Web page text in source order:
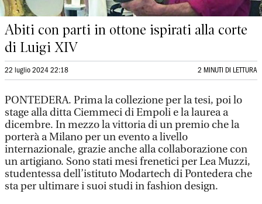
Abiti con parti in ottone ispirati alla corte
di Luigi XIV
22 luglio 2024 22:18 2 MINUTI DI LETTURA
PONTEDERA. Prima la collezione per la tesi, poi lo
stage alla ditta Ciemmeci di Empoli e la laurea a
dicembre. In mezzo la vittoria di un premio che la
porterà a Milano per un evento a livello
internazionale, grazie anche alla collaborazione con
un artigiano. Sono stati mesi frenetici per Lea Muzzi,
studentessa dell’istituto Modartech di Pontedera che
sta per ultimare i suoi studi in fashion design.